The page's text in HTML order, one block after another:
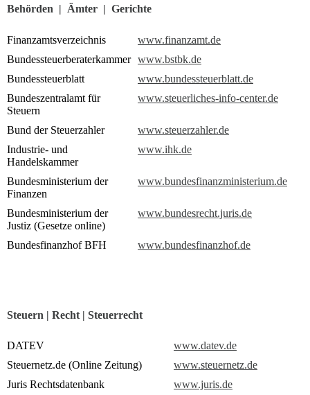
Behörden | Ämter | Gerichte
Finanzamtsverzeichnis
www.finanzamt.de
Bundessteuerberaterkammer www.bstbk.de
Bundessteuerblatt
www.bundessteuerblatt.de
Bundeszentralamt für
Steuern
www.steuerliches-info-center.de
Bund der Steuerzahler
www.steuerzahler.de
Industrie- und
Handelskammer
www.ihk.de
Bundesministerium der
Finanzen
www.bundesfinanzministerium.de
Bundesministerium der
Justiz (Gesetze online)
www.bundesrecht.juris.de
Bundesfinanzhof BFH www.bundesfinanzhof.de
Steuern | Recht | Steuerrecht
DATEV
www.datev.de
Steuernetz.de (Online Zeitung)
www.steuernetz.de
Juris Rechtsdatenbank
www.juris.de